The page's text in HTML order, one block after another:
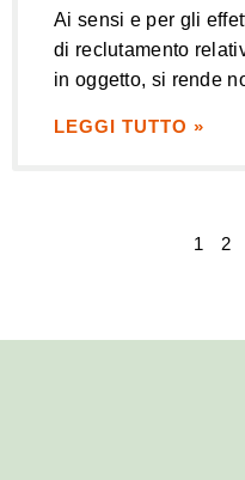
Ai sensi e per gli
di reclutamento
in oggetto, si rende
LEGGI TUTTO »
1 2